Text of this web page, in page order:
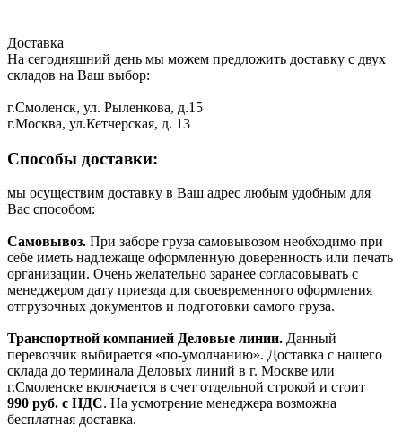
Доставка
На сегодняшний день мы можем предложить доставку с двух
складов на Ваш выбор:
г.Смоленск, ул. Рыленкова, д.15
г.Москва, ул.Кетчерская, д. 13
Способы доставки:
мы осуществим доставку в Ваш адрес любым удобным для
Вас способом:
Самовывоз. При заборе груза самовывозом необходимо при
себе иметь надлежаще оформленную доверенность или печать
организации. Очень желательно заранее согласовывать с
менеджером дату приезда для своевременного оформления
отгрузочных документов и подготовки самого груза.
Транспортной компанией Деловые линии. Данный
перевозчик выбирается «по-умолчанию». Доставка с нашего
склада до терминала Деловых линий в г. Москве или
г.Смоленске включается в счет отдельной строкой и стоит
990 руб. с НДС. На усмотрение менеджера возможна
бесплатная доставка.